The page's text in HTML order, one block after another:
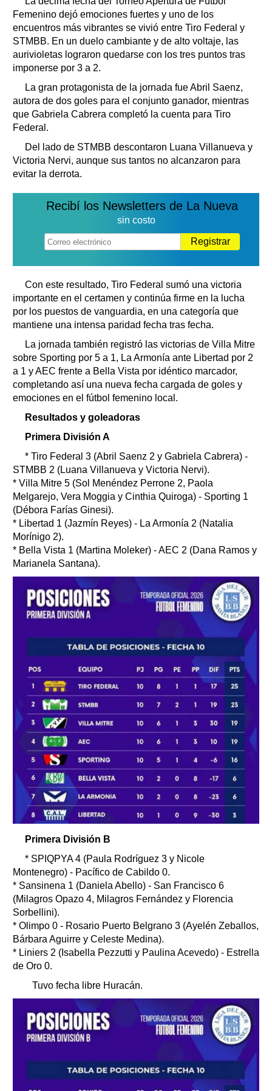
Femenino dejó emociones fuertes y uno de los
encuentros más vibrantes se vivió entre Tiro Federal y
STMBB. En un duelo cambiante y de alto voltaje, las
aurivioletas lograron quedarse con los tres puntos tras
imponerse por 3 a 2.
La gran protagonista de la jornada fue Abril Saenz,
autora de dos goles para el conjunto ganador, mientras
que Gabriela Cabrera completó la cuenta para Tiro
Federal.
Del lado de STMBB descontaron Luana Villanueva y
Victoria Nervi, aunque sus tantos no alcanzaron para
evitar la derrota.
Recibí los Newsletters de La Nueva
sin costo
Registrar
Con este resultado, Tiro Federal sumó una victoria
importante en el certamen y continúa firme en la lucha
por los puestos de vanguardia, en una categoría que
mantiene una intensa paridad fecha tras fecha.
La jornada también registró las victorias de Villa Mitre
sobre Sporting por 5 a 1, La Armonía ante Libertad por 2
a 1 y AEC frente a Bella Vista por idéntico marcador,
completando así una nueva fecha cargada de goles y
emociones en el fútbol femenino local.
Resultados y goleadoras
Primera División A
* Tiro Federal 3 (Abril Saenz 2 y Gabriela Cabrera) -
STMBB 2 (Luana Villanueva y Victoria Nervi).
* Villa Mitre 5 (Sol Menéndez Perrone 2, Paola
Melgarejo, Vera Moggia y Cinthia Quiroga) - Sporting 1
(Débora Farías Ginesi).
* Libertad 1 (Jazmín Reyes) - La Armonía 2 (Natalia
Morínigo 2).
* Bella Vista 1 (Martina Moleker) - AEC 2 (Dana Ramos y
Marianela Santana).
Primera División B
* SPIQPYA 4 (Paula Rodríguez 3 y Nicole
Montenegro) - Pacífico de Cabildo 0.
* Sansinena 1 (Daniela Abello) - San Francisco 6
(Milagros Opazo 4, Milagros Fernández y Florencia
Sorbellini).
* Olimpo 0 - Rosario Puerto Belgrano 3 (Ayelén Zeballos,
Bárbara Aguirre y Celeste Medina).
* Liniers 2 (Isabella Pezzutti y Paulina Acevedo) - Estrella
de Oro 0.
Tuvo fecha libre Huracán.